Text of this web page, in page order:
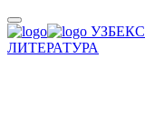
ЛИТЕРАТУРА